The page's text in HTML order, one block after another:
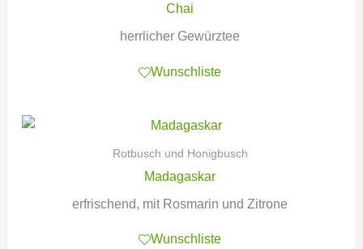
Chai
herrlicher Gewürztee
Wunschliste
Rotbusch und Honigbusch
Madagaskar
erfrischend, mit Rosmarin und Zitrone
Wunschliste